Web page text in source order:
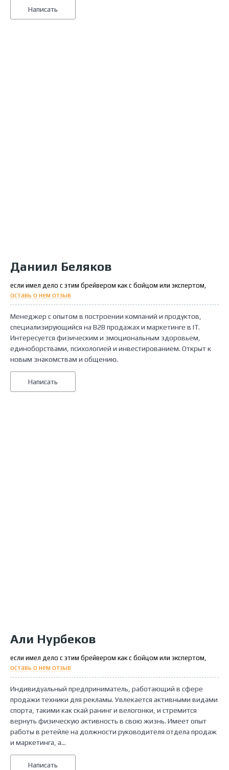
Написать
Даниил Беляков
если имел дело с этим брейвером как с бойцом или экспертом,
оставь о нем отзыв
Менеджер с опытом в построении компаний и продуктов,
специализирующийся на B2B продажах и маркетинге в IT.
Интересуется физическим и эмоциональным здоровьем,
единоборствами, психологией и инвестированием. Открыт к
новым знакомствам и общению.
Написать
Али Нурбеков
если имел дело с этим брейвером как с бойцом или экспертом,
оставь о нем отзыв
Индивидуальный предприниматель, работающий в сфере
продажи техники для рекламы. Увлекается активными видами
спорта, такими как скай ранинг и велогонки, и стремится
вернуть физическую активность в свою жизнь. Имеет опыт
работы в ретейле на должности руководителя отдела продаж
и маркетинга, а...
Написать